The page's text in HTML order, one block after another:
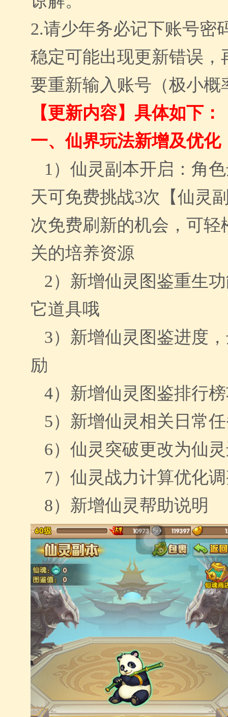
2.请少年务必记下账号密
稳定可能出现更新错误，
要重新输入账号（极小概
【更新内容】具体如下：
一、仙界玩法新增及优化
1） 仙灵副本开启 ： 角
天可免费挑战3次【仙灵
次免费刷新的机会，可轻
关的培养资源
2） 新增仙灵图鉴重生
它道具哦
3） 新增仙灵图鉴进度
励
4） 新增仙灵图鉴排行
5） 新增仙灵相关日常
6） 仙灵突破更改为仙
7） 仙灵战力计算优化
8） 新增仙灵帮助说明